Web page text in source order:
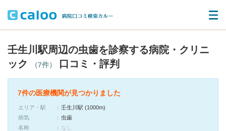
壬生川駅周辺の虫歯を診察する病院・クリニ
ック
（7件） 口コミ・評判
7件の医療機関が見つかりました
エリア・駅
壬生川駅 (1000m)
病気
虫歯
名称
なし